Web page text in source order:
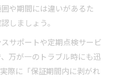
や期間には違いがあるた
しましょう。
サポートや定期点検サービ
万が一のトラブル時にも迅
際に「保証期間内に剥がれ